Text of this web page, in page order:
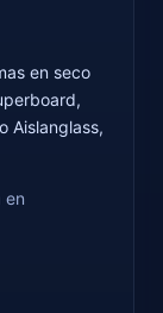
en seco
Aislanglass,
en